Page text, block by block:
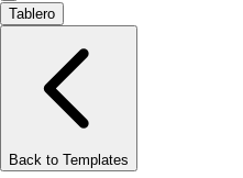
Tablero
Back to Templates